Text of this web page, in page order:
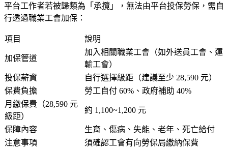
平台工作者若被歸類為「承攬」，無法由平台投保勞保，需自
行透過職業工會加保：
項目 說明
加保管道
加入相關職業工會（如外送員工會、運
輸工會）
投保薪資
自行選擇級距（建議至少 28,590 元）
保費負擔
勞工自付 60%、政府補助 40%
月繳保費（28,590 元
級距）
約 1,100~1,200 元
保障內容
生育、傷病、失能、老年、死亡給付
注意事項
須確認工會有向勞保局繳納保費